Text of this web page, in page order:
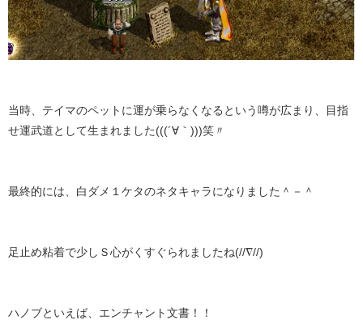
当時、テイマのペットに運が乗らなくなるという噂が広まり、目指
せ運武道として生まれました(((´∀｀)))笑〃
最終的には、白ダメ１ケタのネタキャラになりました＾－＾
足止め粘着で少しＳ心がくすぐられましたね(//∇//)
ハノブといえば、エンチャント文書！！